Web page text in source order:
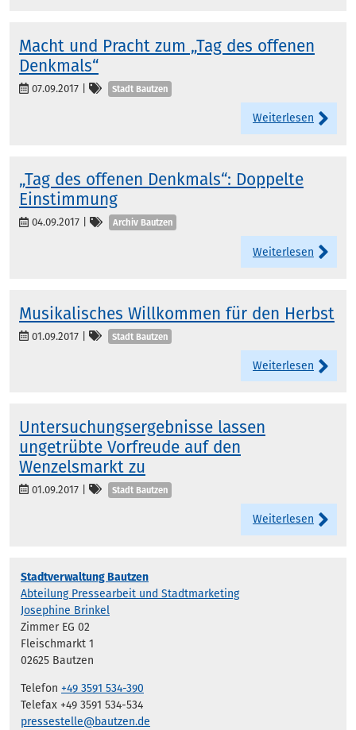
Macht und Pracht zum „Tag des offenen
Denkmals“
07.09.2017 Kategorien
Stadt Bautzen
Weiterlesen
„Tag des offenen Denkmals“: Doppelte
Einstimmung
04.09.2017 Kategorien
Archiv Bautzen
Weiterlesen
Musikalisches Willkommen für den Herbst
01.09.2017 Kategorien
Stadt Bautzen
Weiterlesen
Untersuchungsergebnisse lassen
ungetrübte Vorfreude auf den
Wenzelsmarkt zu
01.09.2017 Kategorien
Stadt Bautzen
Weiterlesen
Stadtverwaltung Bautzen
Abteilung Pressearbeit und Stadtmarketing
Josephine Brinkel
Zimmer EG 02
Fleischmarkt 1
02625 Bautzen
Telefon +49 3591 534-390
Telefax +49 3591 534-534
pressestelle@bautzen.de